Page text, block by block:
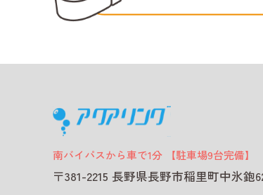
南バイパスから車で1分 【駐車場9台完備】
〒381-2215 長野県長野市稲里町中氷鉋